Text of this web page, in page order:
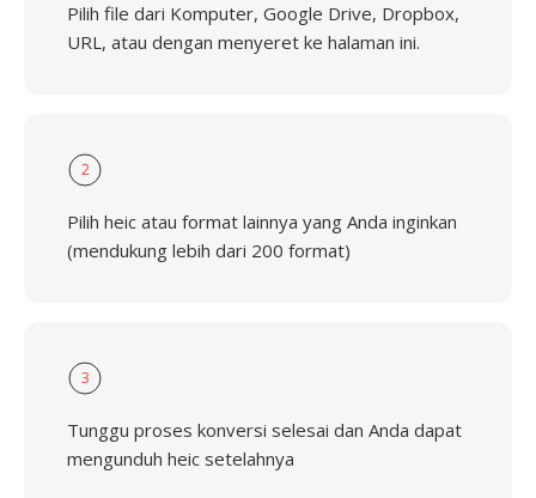
Pilih file dari Komputer, Google Drive, Dropbox,
URL, atau dengan menyeret ke halaman ini.
2
Pilih heic atau format lainnya yang Anda inginkan
(mendukung lebih dari 200 format)
3
Tunggu proses konversi selesai dan Anda dapat
mengunduh heic setelahnya